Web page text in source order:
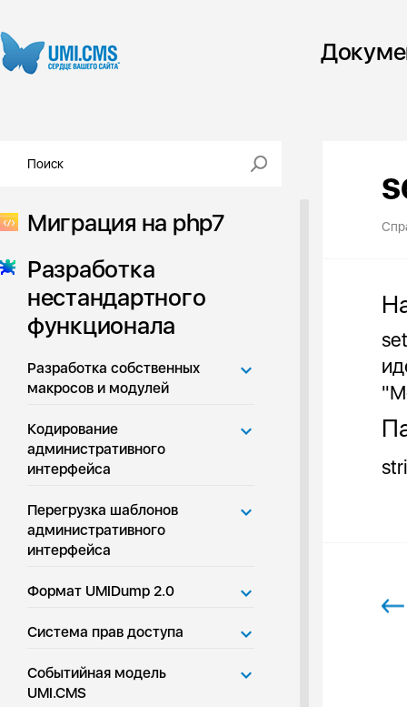
Миграция на php7
Разработка
нестандартного
функционала
Разработка собственных
макросов и модулей
Кодирование
административного
интерфейса
Перегрузка шаблонов
административного
интерфейса
Формат UMIDump 2.0
Система прав доступа
Событийная модель
UMI.CMS